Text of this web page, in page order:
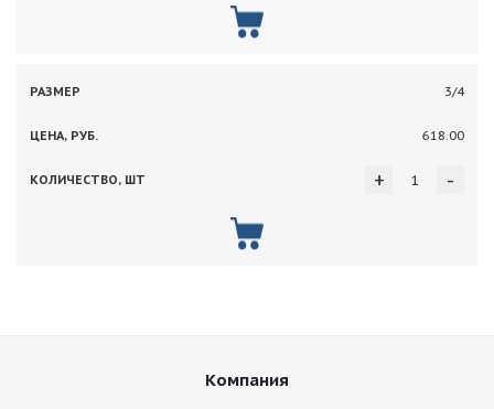
3/4
618.00
-
+
Компания